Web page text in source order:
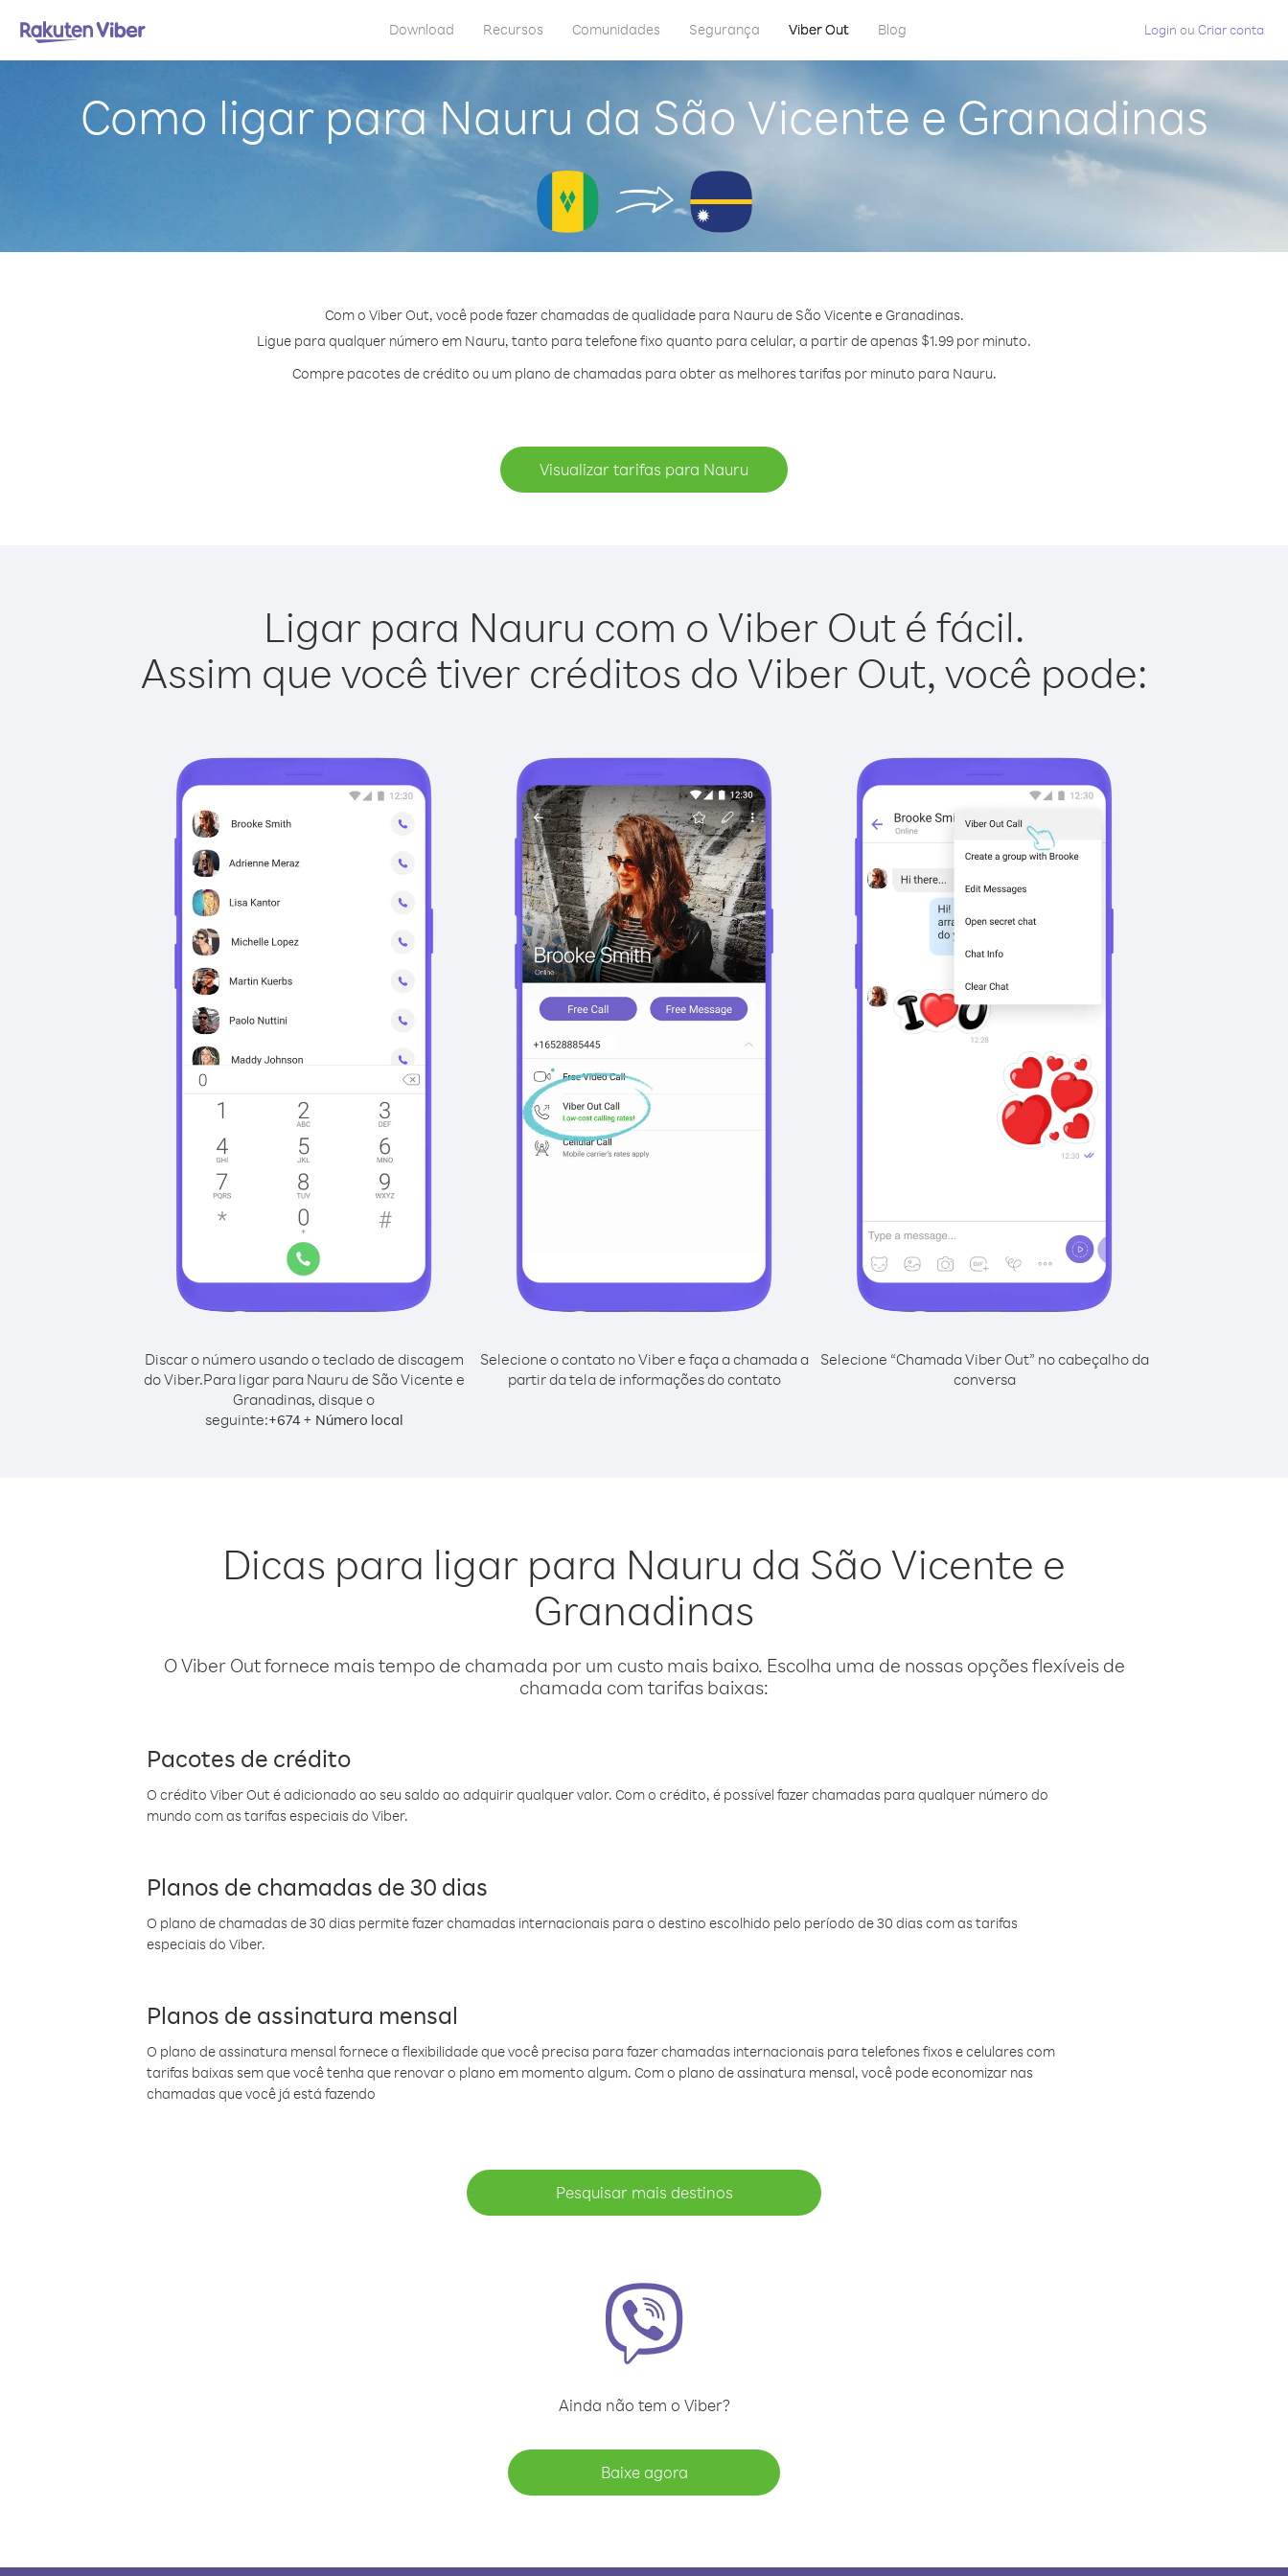
Download Recursos Comunidades Segurança Viber Out Blog Login ou Criar conta
Como ligar para Nauru da São Vicente e Granadinas
Com o Viber Out, você pode fazer chamadas de qualidade para Nauru de São Vicente e Granadinas.
Ligue para qualquer número em Nauru, tanto para telefone fixo quanto para celular, a partir de apenas $1.99 por minuto.
Compre pacotes de crédito ou um plano de chamadas para obter as melhores tarifas por minuto para Nauru.
Visualizar tarifas para Nauru
Ligar para Nauru com o Viber Out é fácil.
Assim que você tiver créditos do Viber Out, você pode:
Discar o número usando o teclado de discagem
do Viber.Para ligar para Nauru de São Vicente e
Granadinas, disque o
seguinte:+674+ Número local
Selecione o contato no Viber e faça a chamada a
partir da tela de informações do contato
Selecione “Chamada Viber Out” no cabeçalho da
conversa
Dicas para ligar para Nauru da São Vicente e
Granadinas
O Viber Out fornece mais tempo de chamada por um custo mais baixo. Escolha uma de nossas opções flexíveis de
chamada com tarifas baixas:
Pacotes de crédito
O crédito Viber Out é adicionado ao seu saldo ao adquirir qualquer valor. Com o crédito, é possível fazer chamadas para qualquer número do
mundo com as tarifas especiais do Viber.
Planos de chamadas de 30 dias
O plano de chamadas de 30 dias permite fazer chamadas internacionais para o destino escolhido pelo período de 30 dias com as tarifas
especiais do Viber.
Planos de assinatura mensal
O plano de assinatura mensal fornece a flexibilidade que você precisa para fazer chamadas internacionais para telefones fixos e celulares com
tarifas baixas sem que você tenha que renovar o plano em momento algum. Com o plano de assinatura mensal, você pode economizar nas
chamadas que você já está fazendo
Pesquisar mais destinos
Ainda não tem o Viber?
Baixe agora